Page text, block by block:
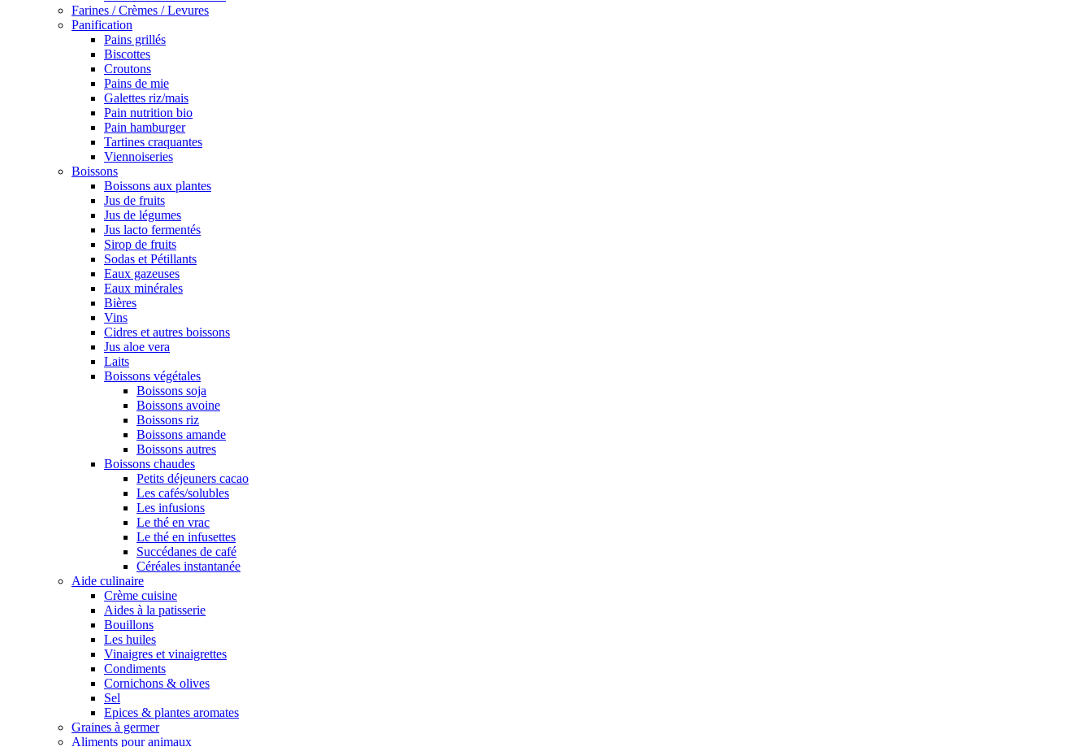
Farines / Crèmes / Levures
Panification
Pains grillés
Biscottes
Croutons
Pains de mie
Galettes riz/mais
Pain nutrition bio
Pain hamburger
Tartines craquantes
Viennoiseries
Boissons
Boissons aux plantes
Jus de fruits
Jus de légumes
Jus lacto fermentés
Sirop de fruits
Sodas et Pétillants
Eaux gazeuses
Eaux minérales
Bières
Vins
Cidres et autres boissons
Jus aloe vera
Laits
Boissons végétales
Boissons soja
Boissons avoine
Boissons riz
Boissons amande
Boissons autres
Boissons chaudes
Petits déjeuners cacao
Les cafés/solubles
Les infusions
Le thé en vrac
Le thé en infusettes
Succédanes de café
Céréales instantanée
Aide culinaire
Crème cuisine
Aides à la patisserie
Bouillons
Les huiles
Vinaigres et vinaigrettes
Condiments
Cornichons & olives
Sel
Epices & plantes aromates
Graines à germer
Aliments pour animaux